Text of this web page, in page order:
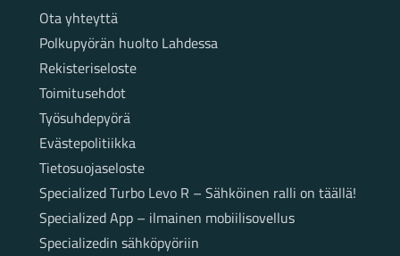
SivutOta yhteyttä
Polkupyörän huolto Lahdessa
Rekisteriseloste
Toimitusehdot
Työsuhdepyörä
Evästepolitiikka
Tietosuojaseloste
Specialized Turbo Levo R – Sähköinen ralli on täällä!
Specialized App – ilmainen mobiilisovellus
Specializedin sähköpyöriin